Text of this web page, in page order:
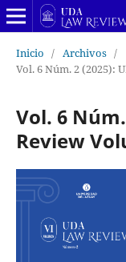
Inicio / Archivos /
Vol. 6 Núm. 2 (2025):
Vol. 6
Review